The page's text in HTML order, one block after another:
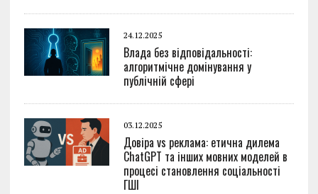
24.12.2025
Влада без відповідальності:
алгоритмічне домінування у
публічній сфері
03.12.2025
Довіра vs реклама: етична дилема
ChatGPT та інших мовних моделей в
процесі становлення соціальності
ГШІ